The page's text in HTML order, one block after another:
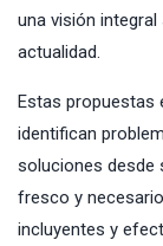
una visión
actualidad.
Estas propuestas
identifican
soluciones desde
fresco y
incluyentes y